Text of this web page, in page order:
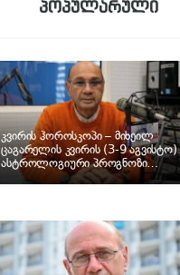
პოპულარული
კვირის ჰოროსკოპი – მიხეილ
ცაგარელის კვირის (3-9 აგვისტო)
ასტროლოგიური პროგნოზი
ზოდიაქოს ნიშნებისთვის